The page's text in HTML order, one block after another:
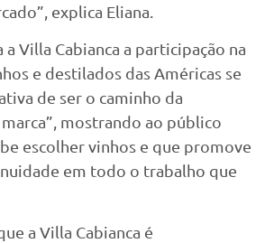
explica Eliana.
a Villa Cabianca a participação na
e destilados das Américas se
de ser o caminho da
mostrando ao público
escolher vinhos e que promove
em todo o trabalho que
a Villa Cabianca é